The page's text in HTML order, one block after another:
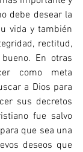
debe desear la
vida y también
rectitud,
En otras
como meta
a Dios para
sus decretos
fue salvo
que sea una
deseos que